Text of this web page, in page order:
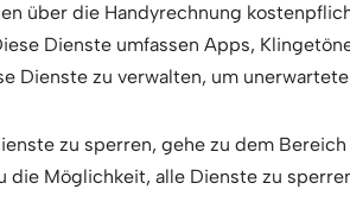
über die Handyrechnung
Dienste umfassen Apps,
Dienste zu verwalten, um
zu sperren, gehe zu dem Bereich
die Möglichkeit, alle Dienste zu